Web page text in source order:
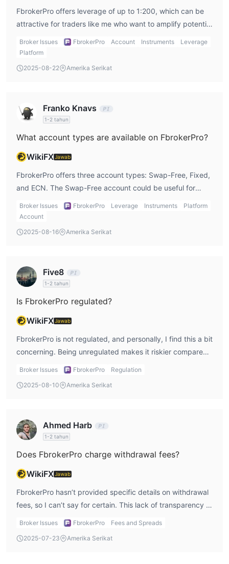
waktu pemrosesan transfer dan biaya terkait tidak diketahui.
FbrokerPro offers leverage of up to 1:200, which can be
attractive for traders like me who want to amplify potential
returns. However, I also know that higher leverage
increases both profits and risks. Personally, I would use
Broker Issues FbrokerPro Account Instruments
Leverage
Platform
2025-08-22
Amerika Serikat
Franko Knavs
1-2 tahun
What account types are available on FbrokerPro?
WikiFXJawab
FbrokerPro offers three account types: Swap-Free, Fixed,
and ECN. The Swap-Free account could be useful for
those like me who prefer to avoid interest charges, which
is a positive. However, the lack of a demo account or
Broker Issues FbrokerPro Leverage Instruments
Platform
Account
2025-08-16
Amerika Serikat
Five8
1-2 tahun
Is FbrokerPro regulated?
WikiFXJawab
FbrokerPro is not regulated, and personally, I find this a bit
concerning. Being unregulated makes it riskier compared
to brokers that follow strict financial oversight. I always
protection for my funds. In my case, I’d be extra cautious
Broker Issues FbrokerPro
Regulation
2025-08-10
Amerika Serikat
Ahmed Harb
1-2 tahun
Does FbrokerPro charge withdrawal fees?
WikiFXJawab
FbrokerPro hasn’t provided specific details on withdrawal
fees, so I can’t say for certain. This lack of transparency is
concerning to me, as I like to know exactly what I’m
clarity on this before committing to any withdrawals.
Broker Issues FbrokerPro
Fees and Spreads
2025-07-23
Amerika Serikat